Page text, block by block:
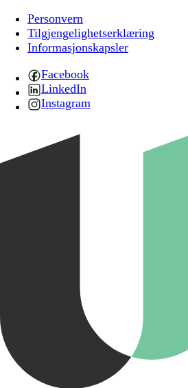
Personvern
Tilgjengelighetserklæring
Informasjonskapsler
Facebook
LinkedIn
Instagram